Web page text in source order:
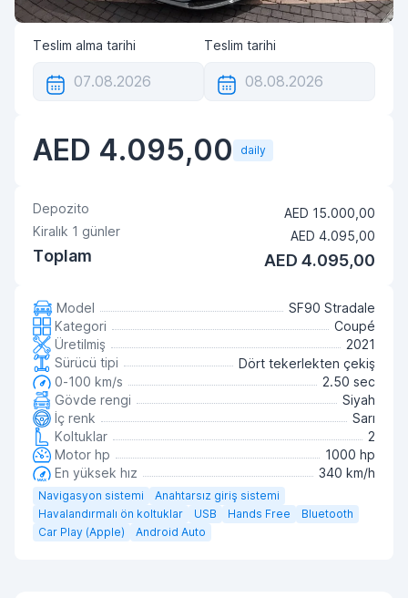
Teslim alma tarihi Teslim tarihi
AED 4.095,00 daily
Depozito
AED 15.000,00
Kiralık 1 günler AED 4.095,00
Toplam AED 4.095,00
Model
SF90 Stradale
Kategori
Coupé
Üretilmiş
2021
Sürücü tipi
Dört tekerlekten çekiş
0-100 km/s
2.50 sec
Gövde rengi
Siyah
İç renk
Sarı
Koltuklar
2
Motor hp
1000 hp
En yüksek hız
340 km/h
Navigasyon sistemi
Anahtarsız giriş sistemi
Havalandırmalı ön koltuklar
USB Hands Free
Bluetooth
Car Play (Apple)
Android Auto